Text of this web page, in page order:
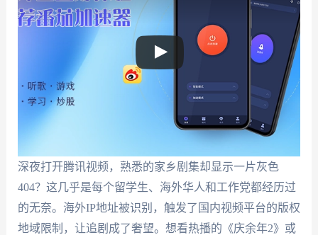
深夜打开腾讯视频，熟悉的家乡剧集却显示一片灰色
404？这几乎是每个留学生、海外华人和工作党都经历过
的无奈。海外IP地址被识别，触发了国内视频平台的版权
地域限制，让追剧成了奢望。想看热播的《庆余年2》或